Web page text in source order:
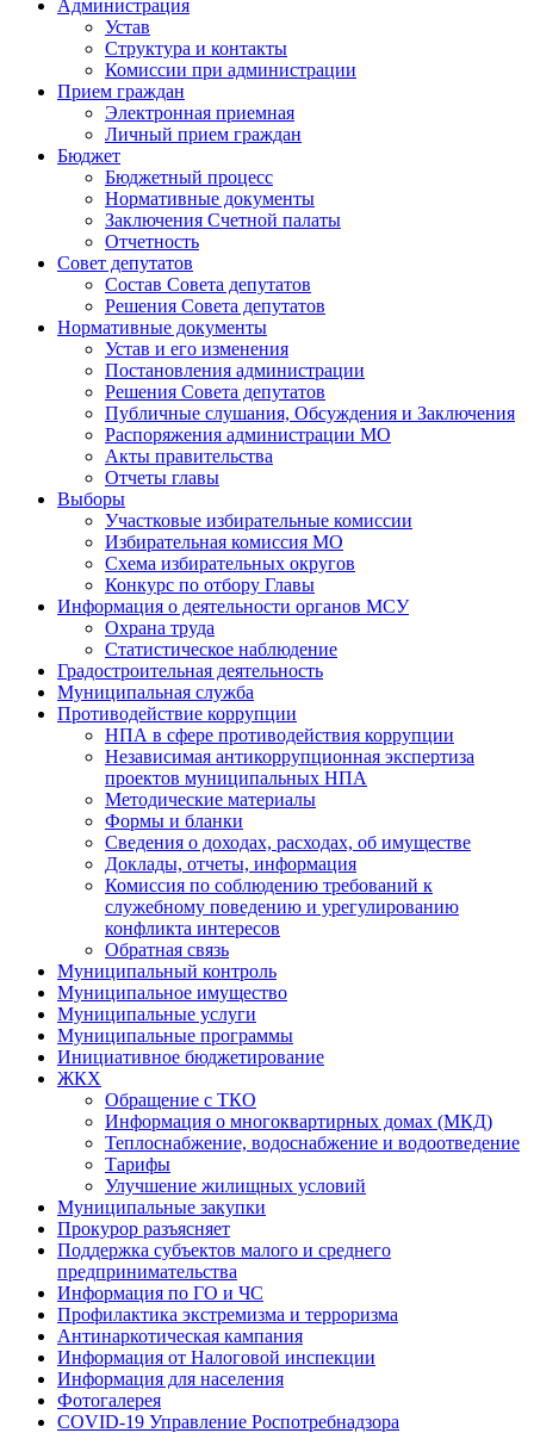
Администрация
Устав
Структура и контакты
Комиссии при администрации
Прием граждан
Электронная приемная
Личный прием граждан
Бюджет
Бюджетный процесс
Нормативные документы
Заключения Счетной палаты
Отчетность
Совет депутатов
Состав Совета депутатов
Решения Совета депутатов
Нормативные документы
Устав и его изменения
Постановления администрации
Решения Совета депутатов
Публичные слушания, Обсуждения и Заключения
Распоряжения администрации МО
Акты правительства
Отчеты главы
Выборы
Участковые избирательные комиссии
Избирательная комиссия МО
Схема избирательных округов
Конкурс по отбору Главы
Информация о деятельности органов МСУ
Охрана труда
Статистическое наблюдение
Градостроительная деятельность
Муниципальная служба
Противодействие коррупции
НПА в сфере противодействия коррупции
Независимая антикоррупционная экспертиза
проектов муниципальных НПА
Методические материалы
Формы и бланки
Сведения о доходах, расходах, об имуществе
Доклады, отчеты, информация
Комиссия по соблюдению требований к
служебному поведению и урегулированию
конфликта интересов
Обратная связь
Муниципальный контроль
Муниципальное имущество
Муниципальные услуги
Муниципальные программы
Инициативное бюджетирование
ЖКХ
Обращение с ТКО
Информация о многоквартирных домах (МКД)
Теплоснабжение, водоснабжение и водоотведение
Тарифы
Улучшение жилищных условий
Муниципальные закупки
Прокурор разъясняет
Поддержка субъектов малого и среднего
предпринимательства
Информация по ГО и ЧС
Профилактика экстремизма и терроризма
Антинаркотическая кампания
Информация от Налоговой инспекции
Информация для населения
Фотогалерея
COVID-19 Управление Роспотребнадзора